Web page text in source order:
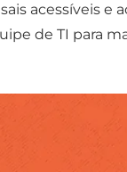
acessíveis e
de TI para